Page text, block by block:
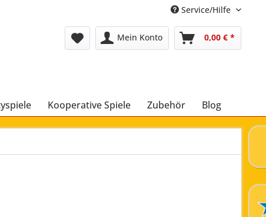
Service/Hilfe
Mein Konto 0,00 € *
Kooperative Spiele Zubehör Blog